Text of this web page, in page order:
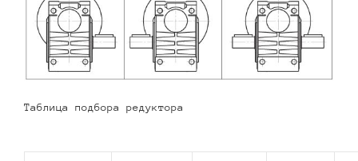
Таблица подбора редуктора